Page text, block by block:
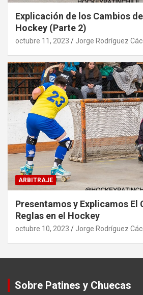
Explicación de los Cambios de
Hockey (Parte 2)
octubre 11, 2023 Jorge Rodríguez
ARBITRAJE
Presentamos y Explicamos El
Reglas en el Hockey
octubre 10, 2023 Jorge Rodríguez
Sobre Patines y Chuecas